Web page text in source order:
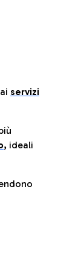
servizi
, ideali